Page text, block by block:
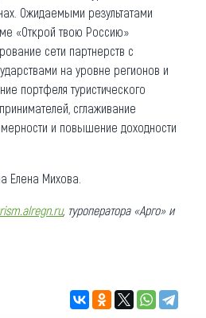
Ожидаемыми результатами
«Открой твою Россию»
сети партнерств с
на уровне регионов и
портфеля туристического
сглаживание
и повышение доходности
Елена Михова.
, туроператора «Арго» и